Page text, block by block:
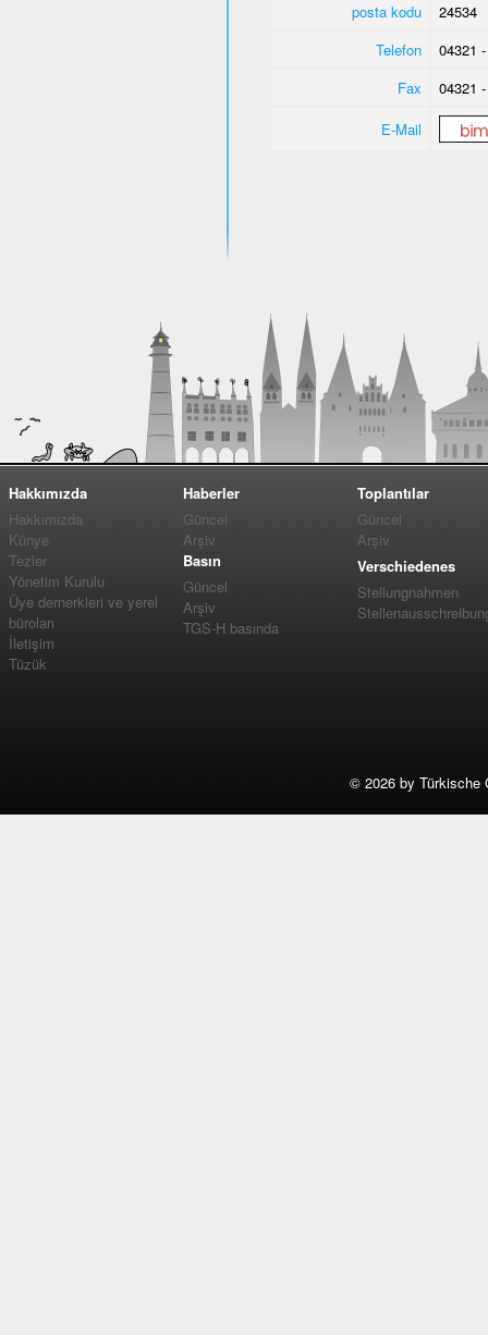
posta kodu
24534
Telefon
04321
Fax
04321
E-Mail
Hakkımızda
Hakkımızda
Künye
Tezler
Yönetim Kurulu
Üye dernerkleri ve yerel
büroları
İletişim
Tüzük
Haberler
Güncel
Arşiv
Basın
Güncel
Arşiv
TGS-H basında
Toplantılar
Güncel
Arşiv
Verschiedenes
Stellungnahmen
© 2026 by Türkische